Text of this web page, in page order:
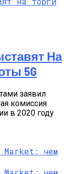
На
5G
заявил
комиссия
в 2020 году